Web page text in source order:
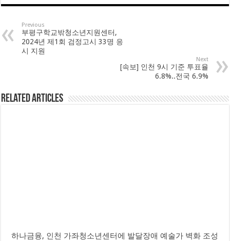
Previous
부평구학교밖청소년지원센터,
2024년 제1회 검정고시 33명 응
시 지원
Next
[속보] 인천 9시 기준 투표율
6.8%..전국 6.9%
Related Articles
하나금융, 인천 가좌청소년센터에 발달장애 예술가 벽화 조성